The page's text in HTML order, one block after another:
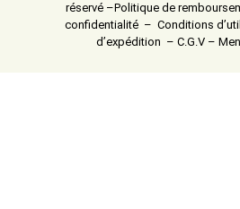
réservé –Politique de
confidentialité – Conditions
d’expédition – C.G.V–